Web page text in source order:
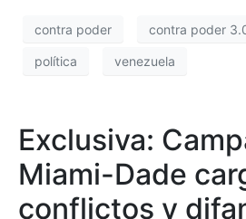
contra poder contra poder
política venezuela
Exclusiva:
Miami-Dade
conflictos y